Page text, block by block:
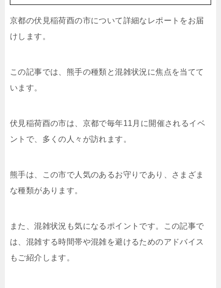
京都の伏見稲荷酉の市について詳細なレポートをお届
けします。
この記事では、熊手の種類と混雑状況に焦点を当てて
います。
伏見稲荷酉の市は、京都で毎年11月に開催されるイベ
ントで、多くの人々が訪れます。
熊手は、この市で人気のあるお守りであり、さまざま
な種類があります。
また、混雑状況も気になるポイントです。この記事で
は、混雑する時間帯や混雑を避けるためのアドバイス
もご紹介します。